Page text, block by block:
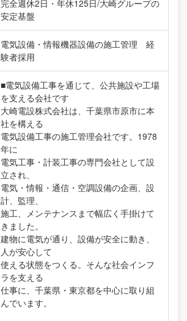
完全週休2日・年休125日/大崎グループの
安定基盤
電気設備・情報機器設備の施工管理 経
験者採用
■電気設備工事を通じて、公共施設や工場
を支える会社です
大崎電設株式会社は、千葉県市原市に本
社を構える
電気設備工事の施工管理会社です。1978
年に
電気工事・計装工事の専門会社として設
立され、
電気・情報・通信・空調設備の企画、設
計、監理、
施工、メンテナンスまで幅広く手掛けて
きました。
建物に電気が通り、設備が安全に動き、
人が安心して
使える状態をつくる。そんな社会インフ
ラを支える
仕事に、千葉県・東京都を中心に取り組
んでいます。